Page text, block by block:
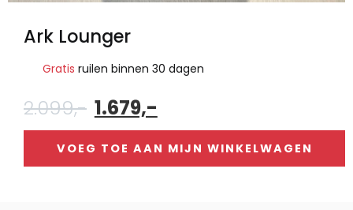
Ark Lounger
Gratis ruilen binnen 30 dagen
2.099,- Oorspronkelijke
prijs
was:
2.099,-.
1.679,-
prijs
is:
1.679,-.
VOEG TOE AAN MIJN WINKELWAGEN